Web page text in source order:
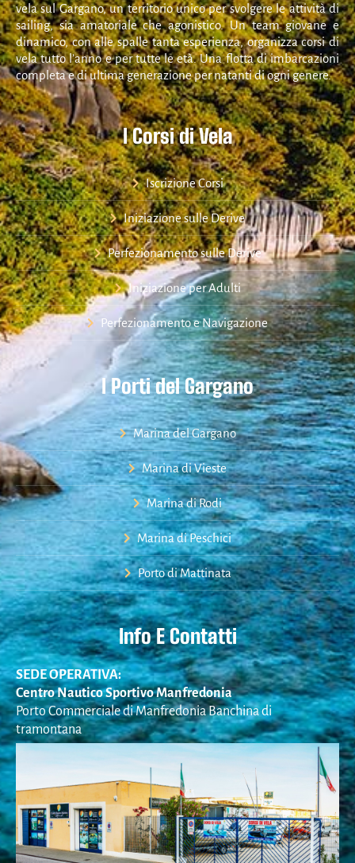
vela sul Gargano, un territorio unico per svolgere le attività di
sailing, sia amatoriale che agonistico. Un team giovane e
dinamico, con alle spalle tanta esperienza, organizza corsi di
vela tutto l’anno e per tutte le età. Una flotta di imbarcazioni
completa e di ultima generazione per natanti di ogni genere.
I Corsi di Vela
Iscrizione Corsi
Iniziazione sulle Derive
Perfezionamento sulle Derive
Iniziazione per Adulti
Perfezionamento e Navigazione
I Porti del Gargano
Marina del Gargano
Marina di Vieste
Marina di Rodi
Marina di Peschici
Porto di Mattinata
Info E Contatti
SEDE OPERATIVA:
Centro Nautico Sportivo Manfredonia
Porto Commerciale di Manfredonia Banchina di
tramontana